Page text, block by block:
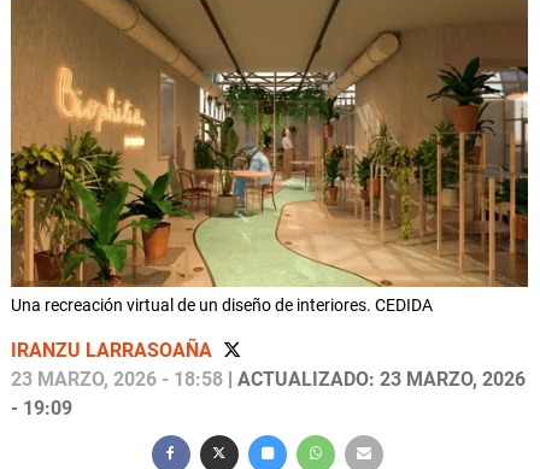
Una recreación virtual de un diseño de interiores. CEDIDA
IRANZU LARRASOAÑA
23 MARZO, 2026 - 18:58 | ACTUALIZADO: 23 MARZO, 2026
- 19:09